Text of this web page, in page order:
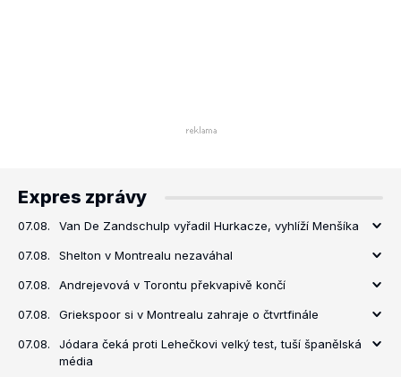
Expres zprávy
07.08. Van De Zandschulp vyřadil Hurkacze, vyhlíží Menšíka
07.08. Shelton v Montrealu nezaváhal
07.08. Andrejevová v Torontu překvapivě končí
07.08. Griekspoor si v Montrealu zahraje o čtvrtfinále
07.08.
Jódara čeká proti Lehečkovi velký test, tuší španělská
média